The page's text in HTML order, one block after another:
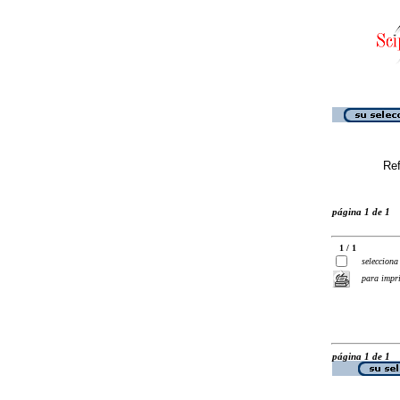
página 1 de 1
1 / 1
selecciona
para
página 1 de 1